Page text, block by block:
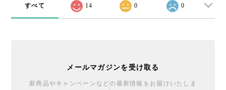
すべて 14 0 0
メールマガジンを受け取る
新商品やキャンペーンなどの最新情報をお届けいたしま